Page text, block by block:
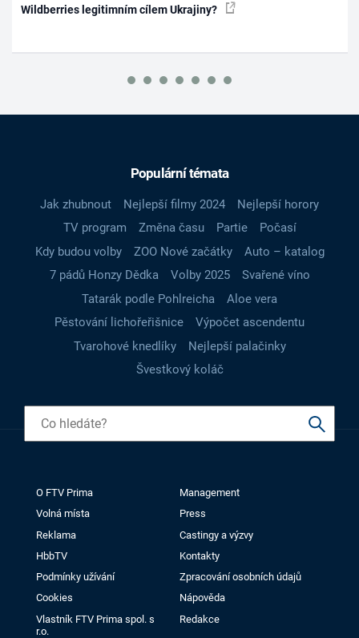
Wildberries legitimním cílem Ukrajiny?
Populární témata
Jak zhubnout Nejlepší filmy 2024
Nejlepší horory
TV program
Změna času Partie
Počasí
Kdy budou volby
ZOO Nové začátky
Auto – katalog
7 pádů Honzy Dědka
Volby 2025
Svařené víno
Tatarák podle Pohlreicha
Aloe vera
Pěstování lichořeřišnice
Výpočet ascendentu
Tvarohové knedlíky
Nejlepší palačinky
Švestkový koláč
O FTV Prima
Management
Volná místa
Press
Reklama
Castingy a výzvy
HbbTV
Kontakty
Podmínky užívání
Zpracování osobních údajů
Cookies
Nápověda
Vlastník FTV Prima spol. s
r.o.
Redakce